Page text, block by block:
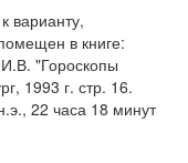
варианту,
в книге:
"Гороскопы
1993 г. стр. 16.
22 часа 18 минут